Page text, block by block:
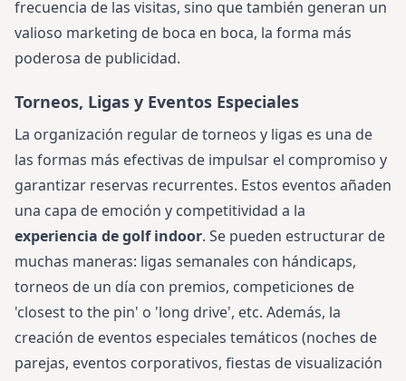
frecuencia de las visitas, sino que también generan un
valioso marketing de boca en boca, la forma más
poderosa de publicidad.
Torneos, Ligas y Eventos Especiales
La organización regular de torneos y ligas es una de
las formas más efectivas de impulsar el compromiso y
garantizar reservas recurrentes. Estos eventos añaden
una capa de emoción y competitividad a la
experiencia de golf indoor. Se pueden estructurar de
muchas maneras: ligas semanales con hándicaps,
torneos de un día con premios, competiciones de
'closest to the pin' o 'long drive', etc. Además, la
creación de eventos especiales temáticos (noches de
parejas, eventos corporativos, fiestas de visualización